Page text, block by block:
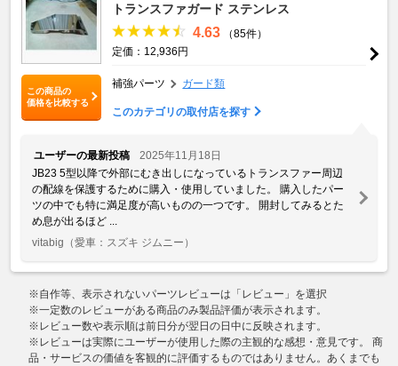
この商品の
価格を比較する
トランスファガード ステンレス
4.63
（85件）
定価：12,936円
補強パーツ ガード類
このカテゴリの取付店を探す
ユーザーの最新投稿
2025年11月18日
JB23 5型以降で外部にむき出しになっているトランスファー周辺
の配線を保護するために購入・使用していました。 購入したパー
ツの中でも特に満足度が高いものの一つです。 開封してみるとた
め息が出るほど ...
vitabig （愛車：スズキ ジムニー）
※自作等、表示されないパーツレビューは「レビュー」を選択
※一定数のレビューがある商品のみ製品評価が表示されます。
※レビュー数や表示順は前日分が翌日の日中に反映されます。
※レビューは実際にユーザーが使用した際の主観的な感想・意見です。 商
品・サービスの価値を客観的に評価するものではありません。あくまでも